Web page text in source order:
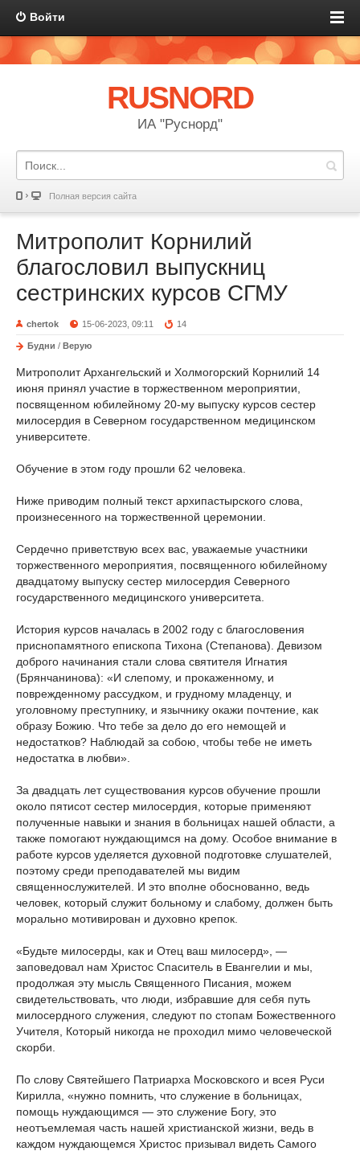
Войти
RUSNORD
ИА "Руснорд"
Полная версия сайта
Митрополит Корнилий
благословил выпускниц
сестринских курсов СГМУ
chertok 15-06-2023, 09:11 14
Будни / Верую
Митрополит Архангельский и Холмогорский Корнилий 14
июня принял участие в торжественном мероприятии,
посвященном юбилейному 20-му выпуску курсов сестер
милосердия в Северном государственном медицинском
университете.
Обучение в этом году прошли 62 человека.
Ниже приводим полный текст архипастырского слова,
произнесенного на торжественной церемонии.
Сердечно приветствую всех вас, уважаемые участники
торжественного мероприятия, посвященного юбилейному
двадцатому выпуску сестер милосердия Северного
государственного медицинского университета.
История курсов началась в 2002 году с благословения
приснопамятного епископа Тихона (Степанова). Девизом
доброго начинания стали слова святителя Игнатия
(Брянчанинова): «И слепому, и прокаженному, и
поврежденному рассудком, и грудному младенцу, и
уголовному преступнику, и язычнику окажи почтение, как
образу Божию. Что тебе за дело до его немощей и
недостатков? Наблюдай за собою, чтобы тебе не иметь
недостатка в любви».
За двадцать лет существования курсов обучение прошли
около пятисот сестер милосердия, которые применяют
полученные навыки и знания в больницах нашей области, а
также помогают нуждающимся на дому. Особое внимание в
работе курсов уделяется духовной подготовке слушателей,
поэтому среди преподавателей мы видим
священнослужителей. И это вполне обоснованно, ведь
человек, который служит больному и слабому, должен быть
морально мотивирован и духовно крепок.
«Будьте милосерды, как и Отец ваш милосерд», —
заповедовал нам Христос Спаситель в Евангелии и мы,
продолжая эту мысль Священного Писания, можем
свидетельствовать, что люди, избравшие для себя путь
милосердного служения, следуют по стопам Божественного
Учителя, Который никогда не проходил мимо человеческой
скорби.
По слову Святейшего Патриарха Московского и всея Руси
Кирилла, «нужно помнить, что служение в больницах,
помощь нуждающимся — это служение Богу, это
неотъемлемая часть нашей христианской жизни, ведь в
каждом нуждающемся Христос призывал видеть Самого